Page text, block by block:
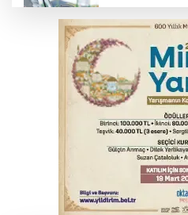
yansıyacak mı?
YENİ Parti
Çerçeve Yasa
Serbest
Serbest